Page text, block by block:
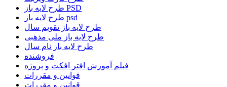
طرح لایه باز PSD
طرح لایه باز psd
طرح لایه باز تقویم سال
طرح لایه باز ملی مذهبی
طرح لایه باز نام سال
فروشنده
فیلم آموزش افتر افکت و پروژه
قوانین و مقررات
قوانین و مقررات